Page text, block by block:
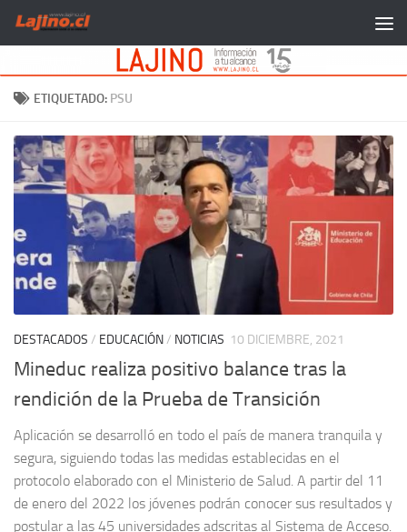
Saltar al contenido
ETIQUETADO: PSU
DESTACADOS / EDUCACIÓN/ NOTICIAS 10 DICIEMBRE, 2021
Mineduc realiza positivo balance tras la
rendición de la Prueba de Transición
Aplicación se desarrolló en todo el país de manera tranquila y
segura, siguiendo todas las medidas establecidas en el
protocolo elaborado con el Ministerio de Salud. A partir del 11
de enero del 2022 los jóvenes podrán conocer sus resultados y
postular a las 45 universidades adscritas al Sistema de Acceso.